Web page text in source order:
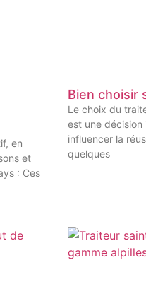
en
et
: Ces
Bien choisir
Le choix du
est une
influencer la
quelques